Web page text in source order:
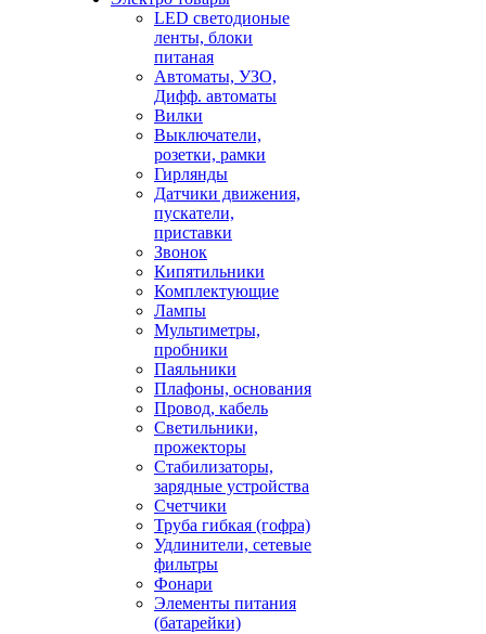
LED светодионые
ленты, блоки
питаная
Автоматы, УЗО,
Дифф. автоматы
Вилки
Выключатели,
розетки, рамки
Гирлянды
Датчики движения,
пускатели,
приставки
Звонок
Кипятильники
Комплектующие
Лампы
Мультиметры,
пробники
Паяльники
Плафоны, основания
Провод, кабель
Светильники,
прожекторы
Стабилизаторы,
зарядные устройства
Счетчики
Труба гибкая (гофра)
Удлинители, сетевые
фильтры
Фонари
Элементы питания
(батарейки)